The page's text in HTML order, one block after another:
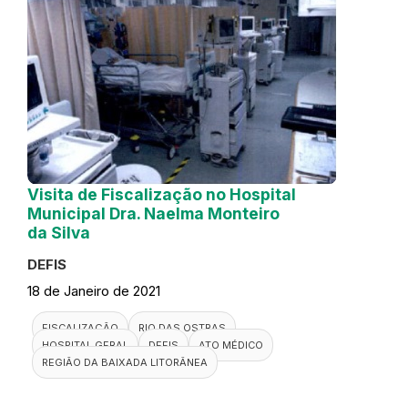
Visita de Fiscalização no Hospital
Municipal Dra. Naelma Monteiro
da Silva
DEFIS
18 de Janeiro de 2021
FISCALIZAÇÃO
RIO DAS OSTRAS
HOSPITAL GERAL
DEFIS
ATO MÉDICO
REGIÃO DA BAIXADA LITORÂNEA